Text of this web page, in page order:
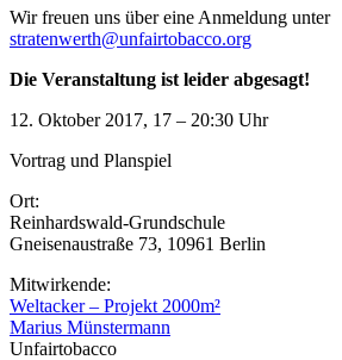
Wir freuen uns über eine Anmeldung unter
stratenwerth@unfairtobacco.org
Die Veranstaltung ist leider abgesagt!
12. Oktober 2017, 17 – 20:30 Uhr
Vortrag und Planspiel
Ort:
Reinhardswald-Grundschule
Gneisenaustraße 73, 10961 Berlin
Mitwirkende:
Weltacker – Projekt 2000m²
Marius Münstermann
Unfairtobacco